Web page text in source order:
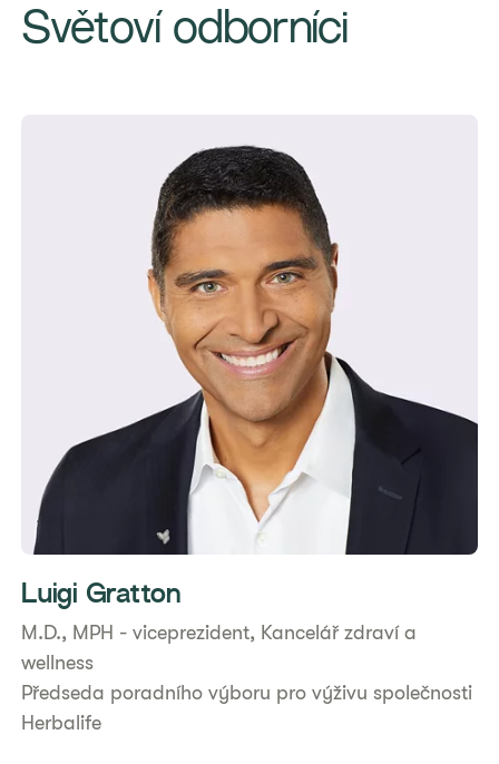
Světoví odborníci
Luigi Gratton
M.D., MPH - viceprezident, Kancelář zdraví a
wellness
Předseda poradního výboru pro výživu společnosti
Herbalife